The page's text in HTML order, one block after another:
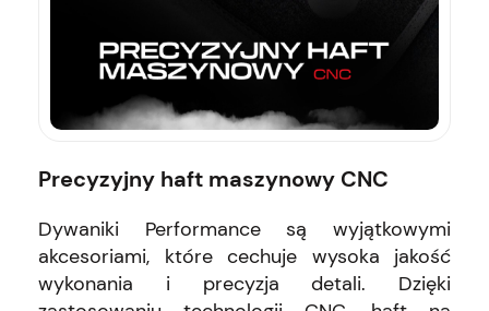
Precyzyjny haft maszynowy CNC
Dywaniki Performance są wyjątkowymi
akcesoriami, które cechuje wysoka jakość
wykonania i precyzja detali. Dzięki